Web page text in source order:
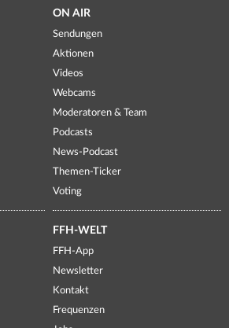
ON AIR
Sendungen
Aktionen
Videos
Webcams
Moderatoren & Team
Podcasts
News-Podcast
Themen-Ticker
Voting
FFH-WELT
FFH-App
Newsletter
Kontakt
Frequenzen